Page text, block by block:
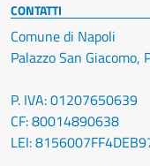
CONTATTI
Comune di Napoli
Palazzo San
P. IVA: 01207650639
CF: 80014890638
LEI: